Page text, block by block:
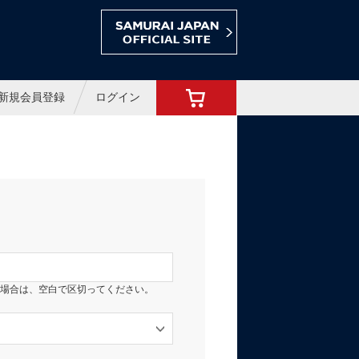
規会員登録 ログイン
合は、空白で区切ってください。